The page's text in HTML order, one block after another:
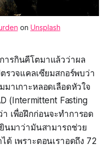
on Unsplash
ารกินคีโตมาแล้วว่าผล
รวจแคลเซียมสกอร์พบว่า
าเกาะหลอดเลือดหัวใจ
(Intermittent Fasting
เพื่อฝึกก่อนจะทำการอด
นมาว่ามันสามารถช่วย
ด้ เพราะตอนเราอดถึง 72